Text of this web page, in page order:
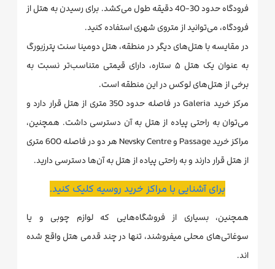
فرودگاه حدود 30-40 دقیقه طول می‌کشد. برای رسیدن به هتل از
فرودگاه، می‌توانید از متروی شهری استفاده کنید.
در مقایسه با هتل‌های دیگر در منطقه، هتل دومینا سنت پترزبورگ
به عنوان یک هتل ۵ ستاره، دارای قیمتی متناسب‌تر نسبت به
برخی از هتل‌های لوکس در این منطقه است.
مرکز خرید Galeria در فاصله حدود 350 متری از هتل قرار دارد و
می‌توان به راحتی پیاده از هتل به آن دسترسی داشت. همچنین،
مراکز خرید Passage و Nevsky Centre هر دو در فاصله 600 متری
از هتل قرار دارند و به راحتی پیاده از هتل به آن‌ها دسترسی دارید.
برای آشنایی با مراکز خرید روسیه کلیک کنید.
همچنین، بسیاری از فروشگاه‌هایی که لوازم چوبی و یا
سوغاتی‌های محلی میفروشند، تنها در چند قدمی هتل واقع شده
اند.